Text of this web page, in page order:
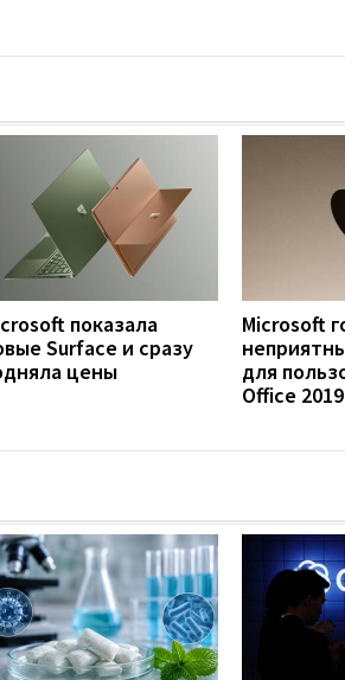
показала
Surface и сразу
цены
Microsoft
для
Office